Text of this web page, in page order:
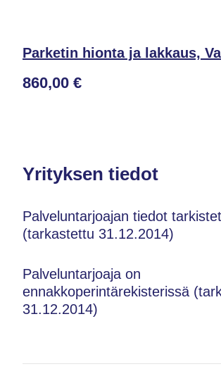
Parketin hionta ja lakkaus,
860,00 €
Yrityksen tiedot
Palveluntarjoajan tiedot
(tarkastettu 31.12.2014)
Palveluntarjoaja on
ennakkoperintärekisterissä
31.12.2014)